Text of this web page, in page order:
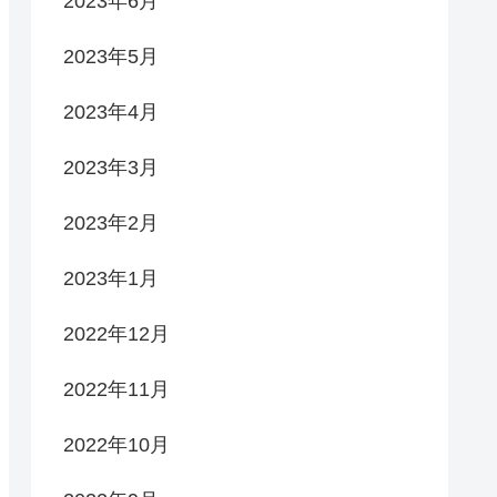
2023年5月
2023年4月
2023年3月
2023年2月
2023年1月
2022年12月
2022年11月
2022年10月